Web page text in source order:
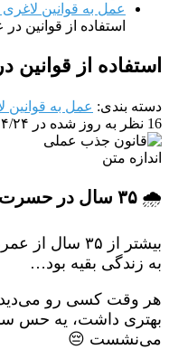
عمل به قوانین
استفاده از قوانین
استفاده از
دسته بندی: عمل به قوانین
16 نظر
به روز شده در ۱۴۰۴/۰۴/۲۴
اندازه متن
🌧️ ۳۵ سال در حسرت دیگران بودن…
بیشتر از ۳۵
به زندگی بقیه بود…
هر وقت کسی رو
بهتری داشت، یه حس
می‌نشست 😔